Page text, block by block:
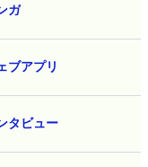
ガ
ブアプリ
タビュー